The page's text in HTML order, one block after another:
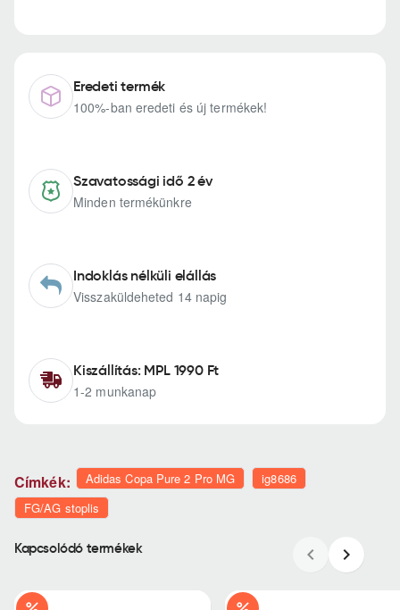
Eredeti termék
100%-ban eredeti és új termékek!
Szavatossági idő 2 év
Minden termékünkre
Indoklás nélküli elállás
Visszaküldeheted 14 napig
Kiszállítás: MPL 1990 Ft
1-2 munkanap
Címkék: Adidas Copa Pure 2 Pro MG
ig8686
FG/AG stoplis
Kapcsolódó termékek